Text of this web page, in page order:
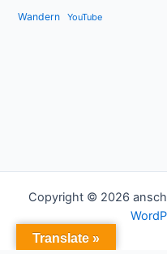
Wandern YouTube
Copyright © 2026
Translate »